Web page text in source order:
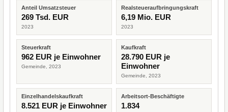
Anteil Umsatzsteuer
269 Tsd. EUR
2023
Realsteueraufbringungskraft
6,19 Mio. EUR
2023
Steuerkraft
962 EUR je Einwohner
Gemeinde, 2023
Kaufkraft
28.790 EUR je
Einwohner
Gemeinde, 2023
Einzelhandelskaufkraft
8.521 EUR je Einwohner
Arbeitsort-Beschäftigte
1.834